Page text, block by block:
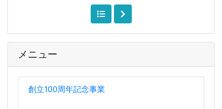
メニュー
創立100周年記念事業